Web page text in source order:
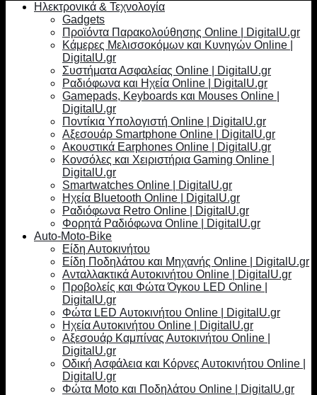
Ηλεκτρονικά & Τεχνολογία
Gadgets
Προϊόντα Παρακολούθησης Online | DigitalU.gr
Κάμερες Μελισσοκόμων και Κυνηγών Online |
DigitalU.gr
Συστήματα Ασφαλείας Online | DigitalU.gr
Ραδιόφωνα και Ηχεία Online | DigitalU.gr
Gamepads, Keyboards και Mouses Online |
DigitalU.gr
Ποντίκια Υπολογιστή Online | DigitalU.gr
Αξεσουάρ Smartphone Online | DigitalU.gr
Ακουστικά Earphones Online | DigitalU.gr
Κονσόλες και Χειριστήρια Gaming Online |
DigitalU.gr
Smartwatches Online | DigitalU.gr
Ηχεία Bluetooth Online | DigitalU.gr
Ραδιόφωνα Retro Online | DigitalU.gr
Φορητά Ραδιόφωνα Online | DigitalU.gr
Auto-Moto-Bike
Είδη Αυτοκινήτου
Είδη Ποδηλάτου και Μηχανής Online | DigitalU.gr
Ανταλλακτικά Αυτοκινήτου Online | DigitalU.gr
Προβολείς και Φώτα Όγκου LED Online |
DigitalU.gr
Φώτα LED Αυτοκινήτου Online | DigitalU.gr
Ηχεία Αυτοκινήτου Online | DigitalU.gr
Αξεσουάρ Καμπίνας Αυτοκινήτου Online |
DigitalU.gr
Οδική Ασφάλεια και Κόρνες Αυτοκινήτου Online |
DigitalU.gr
Φώτα Moto και Ποδηλάτου Online | DigitalU.gr